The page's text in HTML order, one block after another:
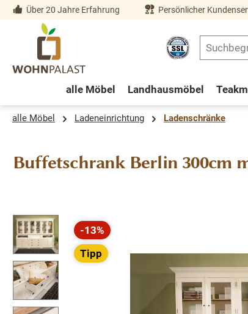
Zur Hauptnavigation springen
Über 20 Jahre Erfahrung Persönlicher
alle Möbel Landhausmöbel
alle Möbel Ladeneinrichtung Ladenschränke
Buffetschrank Berlin 300cm
Bildergalerie überspringen
-13%
Rabatt
Tipp